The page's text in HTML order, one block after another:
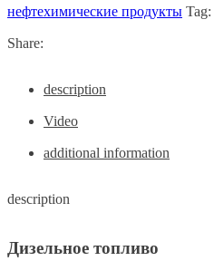
нефтехимические продукты Tag:
Share:
description
Video
additional information
description
Дизельное топливо